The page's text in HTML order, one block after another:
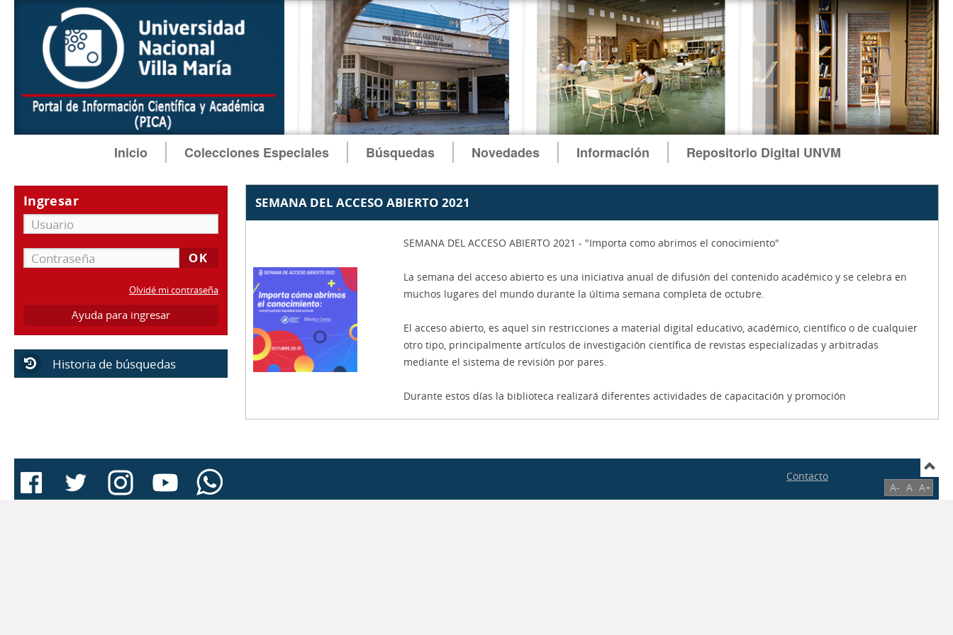
Inicio Colecciones Especiales Búsquedas Novedades Información Repositorio Digital UNVM
Ingresar
Olvidé mi contraseña
Ayuda para ingresar
Historia de búsquedas
SEMANA DEL ACCESO ABIERTO 2021
SEMANA DEL ACCESO ABIERTO 2021 - "Importa como abrimos el conocimiento"
La semana del acceso abierto es una iniciativa anual de difusión del contenido académico y se celebra en
muchos lugares del mundo durante la última semana completa de octubre.
El acceso abierto, es aquel sin restricciones a material digital educativo, académico, científico o de cualquier
otro tipo, principalmente artículos de investigación científica de revistas especializadas y arbitradas
mediante el sistema de revisión por pares.
Durante estos días la biblioteca realizará diferentes actividades de capacitación y promoción
Contacto
A- A A+